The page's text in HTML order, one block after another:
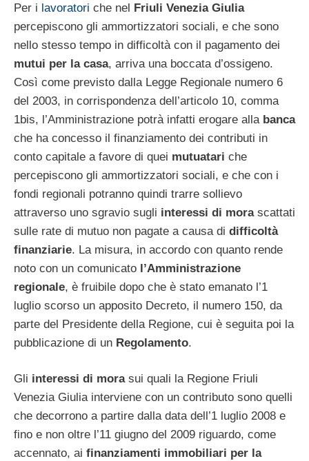
Per i lavoratori che nel Friuli Venezia Giulia
percepiscono gli ammortizzatori sociali, e che sono
nello stesso tempo in difficoltà con il pagamento dei
mutui per la casa, arriva una boccata d’ossigeno.
Così come previsto dalla Legge Regionale numero 6
del 2003, in corrispondenza dell’articolo 10, comma
1bis, l’Amministrazione potrà infatti erogare allabanca
che ha concesso il finanziamento dei contributi in
conto capitale a favore di quei mutuatari che
percepiscono gli ammortizzatori sociali, e che con i
fondi regionali potranno quindi trarre sollievo
attraverso uno sgravio sugli interessi di morascattati
sulle rate di mutuo non pagate a causa di difficoltà
finanziarie. La misura, in accordo con quanto rende
noto con un comunicato l’Amministrazione
regionale, è fruibile dopo che è stato emanato l’1
luglio scorso un apposito Decreto, il numero 150, da
parte del Presidente della Regione, cui è seguita poi la
pubblicazione di un Regolamento.
Gli interessi di morasui quali la Regione Friuli
Venezia Giulia interviene con un contributo sono quelli
che decorrono a partire dalla data dell’1 luglio 2008 e
fino e non oltre l’11 giugno del 2009 riguardo, come
accennato, ai finanziamenti immobiliari per la